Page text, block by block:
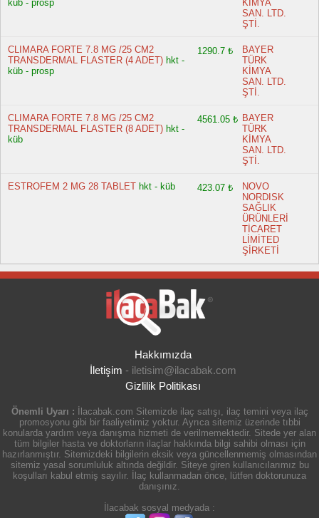
küb - prosp
KİMYA
SAN. LTD.
ŞTİ.
CLIMARA FORTE 7.8 MG /25 CM2
TRANSDERMAL FLASTER (4 ADET) hkt -
küb - prosp
1290.7 ₺
BAYER
TÜRK
KİMYA
SAN. LTD.
ŞTİ.
CLIMARA FORTE 7.8 MG /25 CM2
TRANSDERMAL FLASTER (8 ADET) hkt -
küb
4561.05 ₺ BAYER
TÜRK
KİMYA
SAN. LTD.
ŞTİ.
ESTROFEM 2 MG 28 TABLET hkt - küb 423.07 ₺
NOVO
NORDISK
SAĞLIK
ÜRÜNLERİ
TİCARET
LİMİTED
ŞİRKETİ
Hakkımızda
İletişim - iletisim@ilacabak.com
Gizlilik Politikası
Önemli Uyarı : İlacabak.com Sitemizde ilaç satışı, ilaç temini veya ilaç
promosyonu gibi bir faaliyetimiz yoktur. Ayrıca sitemiz üzerinde tıbbi
konularda yardım veya danışma hizmeti de verilmemektedir. Sitede yer alan
tüm bilgiler hasta ve doktorların ilaçlar hakkında bilgi sahibi olması için
hazırlanmıştır. Sitemizdeki bilgilerin eksik veya güncellenmemiş olmasından
sitemiz yasal sorumluluk altında değildir. Siteye giren kullanıcılarımız bu
koşulları kabul etmiş sayılır. İlaç kullanmadan önce, lütfen doktorunuza
danışınız.
İlacabak sosyal medyada :